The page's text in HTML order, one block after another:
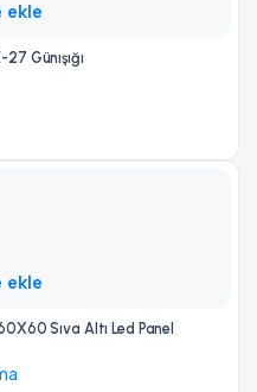
ekle
Günışığı
ekle
Sıva Altı Led Panel